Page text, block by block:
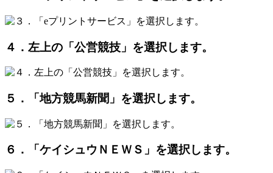
４．左上の「公営競技」を選択します。
５．「地方競馬新聞」を選択します。
６．「ケイシュウＮＥＷＳ」を選択します。